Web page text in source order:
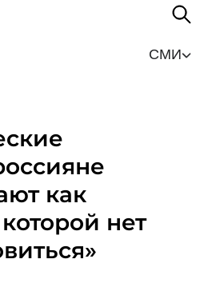
СМИ
как
нет